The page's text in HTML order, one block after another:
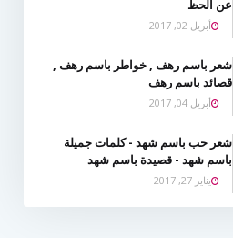
عن الحظ
أبريل 02, 2017
شعر باسم رهف , خواطر باسم رهف ,
قصائد باسم رهف
أبريل 04, 2017
شعر حب باسم شهد - كلمات جميلة
باسم شهد - قصيدة باسم شهد
يناير 27, 2017